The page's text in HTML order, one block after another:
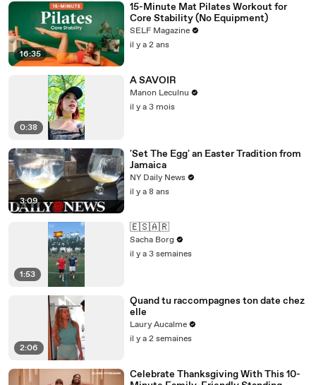
16:35
15-Minute Mat Pilates Workout for
Core Stability (No Equipment)
SELF Magazine
il y a 2 ans
0:38
A SAVOIR
Manon Leculnu
il y a 3 mois
3:09
'Set The Egg' an Easter Tradition from
Jamaica
NY Daily News
il y a 8 ans
1:53
🇪🇸🇦🇷
Sacha Borg
il y a 3 semaines
2:06
Quand tu raccompagnes ton date chez
elle
Laury Aucalme
il y a 2 semaines
Celebrate Thanksgiving With This 10-